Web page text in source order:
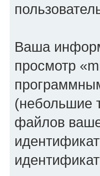
Ваша
просмотр
(небольшие
файлов